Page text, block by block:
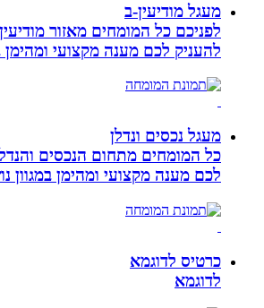
מעגל מודיעין-ב
לפניכם כל המומחים מאזור מודיעין
להעניק לכם מענה מקצועי ומהימן
מעגל נכסים ונדלן
כל המומחים מתחום הנכסים והנדלן,
לכם מענה מקצועי ומהימן במגוון
כרטיס לדוגמא
לדוגמא